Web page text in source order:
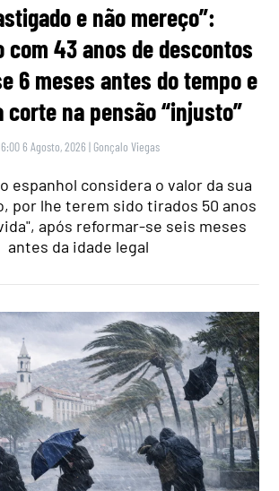
e não mereço”:
43 anos de descontos
6 meses antes do tempo e
corte na pensão “injusto”
6 Agosto, 2026 | Gonçalo Viegas
espanhol considera o valor da sua
por lhe terem sido tirados 50 anos
após reformar-se seis meses
antes da idade legal